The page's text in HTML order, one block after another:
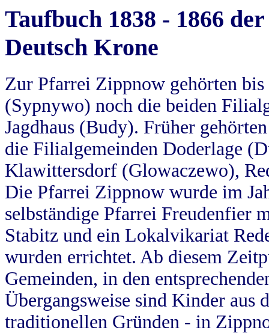
Taufbuch 1838 - 1866
Deutsch Krone
Zur Pfarrei Zippnow gehörten
(Sypnywo) noch die beiden
Jagdhaus (Budy). Früher
die Filialgemeinden Doderlage
Klawittersdorf (Glowaczewo),
Die Pfarrei Zippnow wurde im
selbständige Pfarrei Freudenfier
Stabitz und ein Lokalvikariat
wurden errichtet. Ab diesem
Gemeinden, in den
Übergangsweise sind Kinder aus
traditionellen Gründen - in